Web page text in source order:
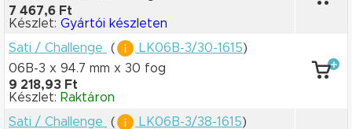
7 467,6 Ft
Készlet: Gyártói készleten
Sati / Challenge
( LK06B-3/30-1615)
06B-3 x 94.7 mm x 30 fog
9 218,93 Ft
Készlet: Raktáron
Sati / Challenge
( LK06B-3/38-1615)